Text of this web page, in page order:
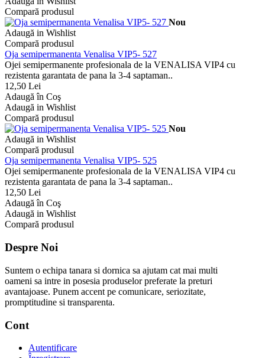
Compară produsul
Nou
Adaugă in Wishlist
Compară produsul
Oja semipermanenta Venalisa VIP5- 527
Ojei semipermanente profesionala de la VENALISA VIP4 cu
rezistenta garantata de pana la 3-4 saptaman..
12,50 Lei
Adaugă în Coş
Adaugă in Wishlist
Compară produsul
Nou
Adaugă in Wishlist
Compară produsul
Oja semipermanenta Venalisa VIP5- 525
Ojei semipermanente profesionala de la VENALISA VIP4 cu
rezistenta garantata de pana la 3-4 saptaman..
12,50 Lei
Adaugă în Coş
Adaugă in Wishlist
Compară produsul
Despre Noi
Suntem o echipa tanara si dornica sa ajutam cat mai multi
oameni sa intre in posesia produselor preferate la preturi
avantajoase. Punem accent pe comunicare, seriozitate,
promptitudine si transparenta.
Cont
Autentificare